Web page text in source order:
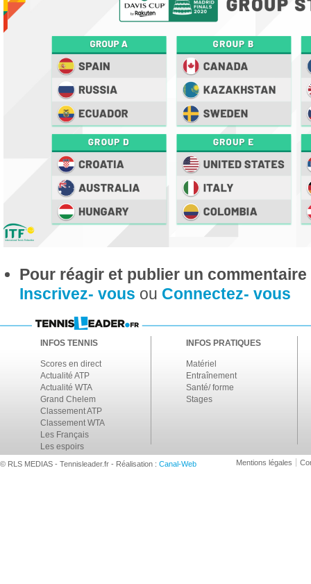
Pour réagir et publier un
Inscrivez- vous ou Connectez- vous
INFOS TENNIS
Scores en direct
Actualité ATP
Actualité WTA
Grand Chelem
Classement ATP
Classement WTA
Les Français
Les espoirs
INFOS PRATIQUES
Matériel
Entraînement
Santé/ forme
Stages
© RLS MEDIAS - Tennisleader.fr - Réalisation : Canal-Web Mentions légales